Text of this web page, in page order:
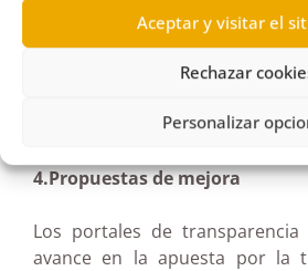
Aceptar y visitar el
Rechazar
Personalizar
resultados obtenidos de la
pueden consultarse a partir
PDF que figura al final de esta
4.Propuestas de mejora
Los portales de
avance en la apuesta por la